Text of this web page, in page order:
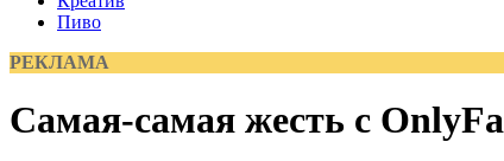
Пиво
РЕКЛАМА
Самая-самая жесть с